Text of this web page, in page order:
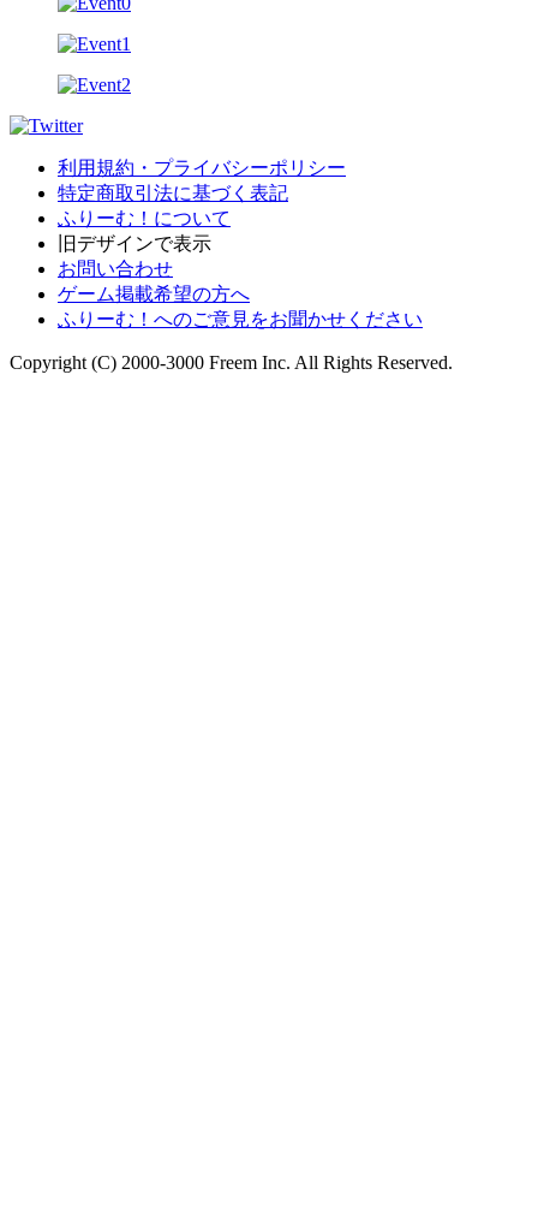
利用規約・プライバシーポリシー
特定商取引法に基づく表記
ふりーむ！について
旧デザインで表示
お問い合わせ
ゲーム掲載希望の方へ
ふりーむ！へのご意見をお聞かせください
Copyright (C) 2000-3000 Freem Inc. All Rights Reserved.